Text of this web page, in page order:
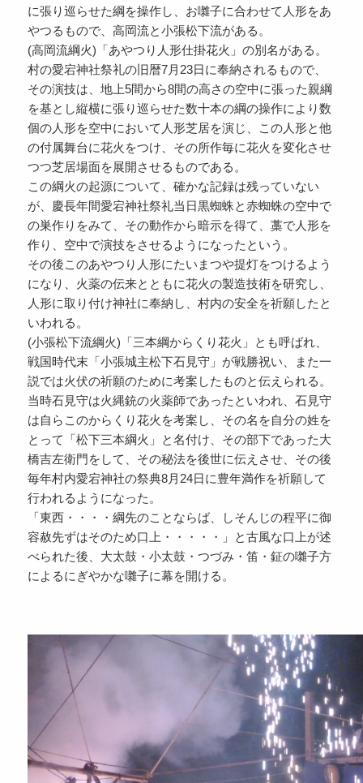
に張り巡らせた綱を操作し、お囃子に合わせて人形をあ
やつるもので、高岡流と小張松下流がある。
(高岡流綱火)「あやつり人形仕掛花火」の別名がある。
村の愛宕神社祭礼の旧暦7月23日に奉納されるもので、
その演技は、地上5間から8間の高さの空中に張った親綱
を基とし縦横に張り巡らせた数十本の綱の操作により数
個の人形を空中において人形芝居を演じ、この人形と他
の付属舞台に花火をつけ、その所作毎に花火を変化させ
つつ芝居場面を展開させるものである。
この綱火の起源について、確かな記録は残っていない
が、慶長年間愛宕神社祭礼当日黒蜘蛛と赤蜘蛛の空中で
の巣作りをみて、その動作から暗示を得て、藁で人形を
作り、空中で演技をさせるようになったという。
その後このあやつり人形にたいまつや提灯をつけるよう
になり、火薬の伝来とともに花火の製造技術を研究し、
人形に取り付け神社に奉納し、村内の安全を祈願したと
いわれる。
(小張松下流綱火)「三本綱からくり花火」とも呼ばれ、
戦国時代末「小張城主松下石見守」が戦勝祝い、また一
説では火伏の祈願のために考案したものと伝えられる。
当時石見守は火縄銃の火薬師であったといわれ、石見守
は自らこのからくり花火を考案し、その名を自分の姓を
とって「松下三本綱火」と名付け、その部下であった大
橋吉左衛門をして、その秘法を後世に伝えさせ、その後
毎年村内愛宕神社の祭典8月24日に豊年満作を祈願して
行われるようになった。
「東西・・・・綱先のことならば、しそんじの程平に御
容赦先ずはそのため口上・・・・・」と古風な口上が述
べられた後、大太鼓・小太鼓・つづみ・笛・鉦の囃子方
によるにぎやかな囃子に幕を開ける。